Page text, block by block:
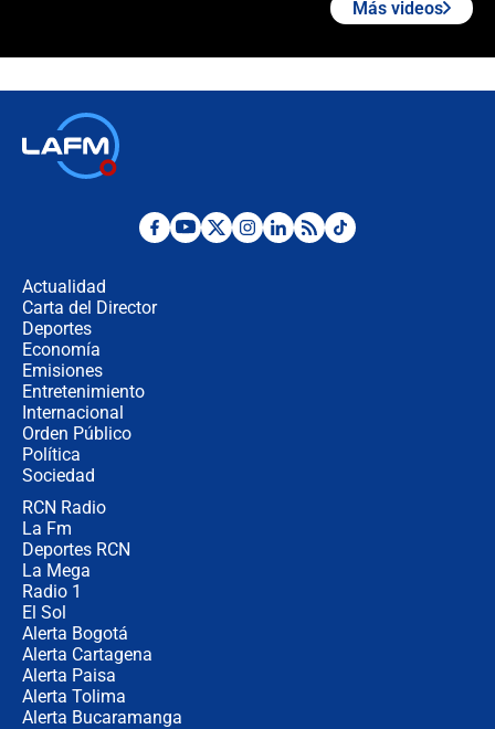
Desde dermatitis hasta infecciones:
Más videos
Actualidad
Carta del Director
Deportes
Economía
Emisiones
Entretenimiento
Internacional
Orden Público
Política
Sociedad
RCN Radio
La Fm
Deportes RCN
La Mega
Radio 1
El Sol
Alerta Bogotá
Alerta Cartagena
Alerta Paisa
Alerta Tolima
Alerta Bucaramanga